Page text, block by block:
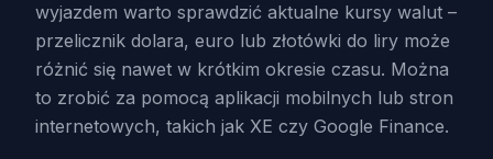
wyjazdem warto sprawdzić aktualne kursy walut –
przelicznik dolara, euro lub złotówki do liry może
różnić się nawet w krótkim okresie czasu. Można
to zrobić za pomocą aplikacji mobilnych lub stron
internetowych, takich jak XE czy Google Finance.